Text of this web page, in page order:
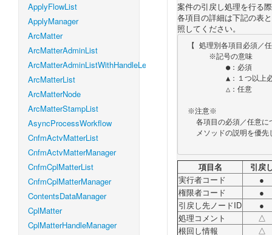
ApplyFlowList
ApplyManager
ArcMatter
ArcMatterAdminList
ArcMatterAdminListWithHandleLevel
ArcMatterList
ArcMatterNode
ArcMatterStampList
AsyncProcessWorkflow
CnfmActvMatterList
CnfmActvMatterManager
CnfmCplMatterList
CnfmCplMatterManager
ContentsDataManager
CplMatter
CplMatterHandleManager
案件の引戻し処理を行る
各項目の詳細は下記の表
照してください。
項目名
引戻
実行者コード
●
権限者コード
●
引戻し先ノードID
●
処理コメント
△
根回し情報
△